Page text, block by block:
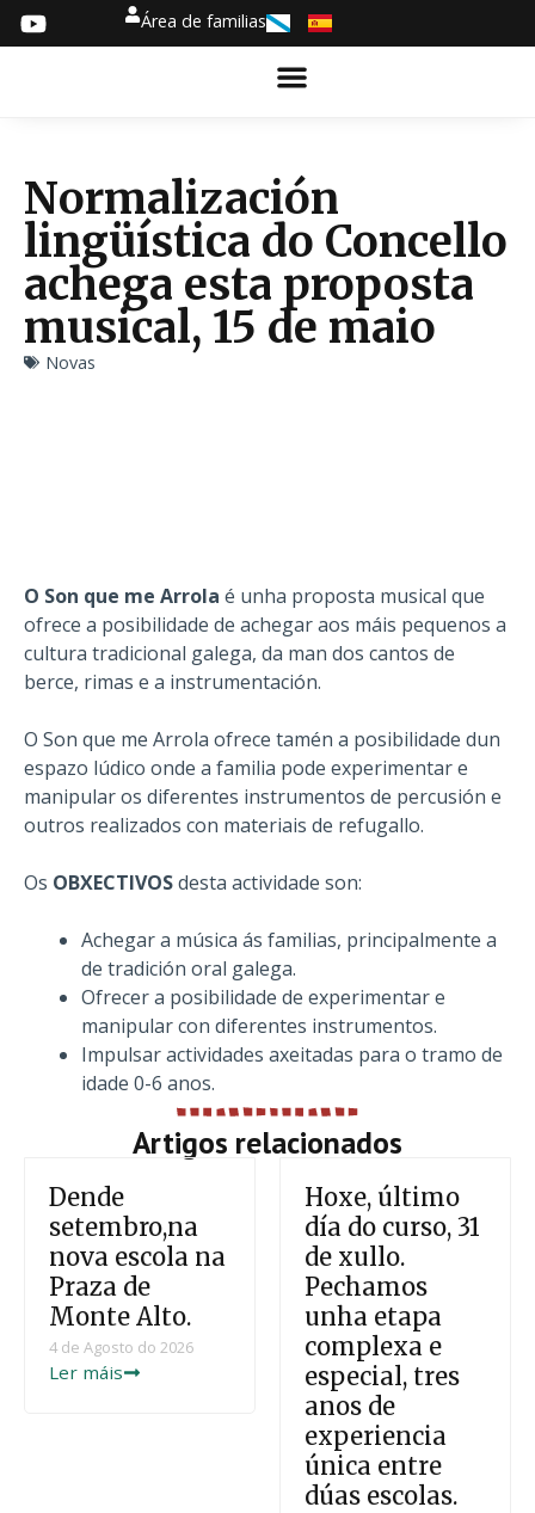
Área de familias
Normalización
lingüística do Concello
achega esta proposta
musical, 15 de maio
Novas
O Son que me Arrola é unha proposta musical que
ofrece a posibilidade de achegar aos máis pequenos a
cultura tradicional galega, da man dos cantos de
berce, rimas e a instrumentación.
O Son que me Arrola ofrece tamén a posibilidade dun
espazo lúdico onde a familia pode experimentar e
manipular os diferentes instrumentos de percusión e
outros realizados con materiais de refugallo.
Os OBXECTIVOSdesta actividade son:
Achegar a música ás familias, principalmente a
de tradición oral galega.
Ofrecer a posibilidade de experimentar e
manipular con diferentes instrumentos.
Impulsar actividades axeitadas para o tramo de
idade 0-6 anos.
Artigos relacionados
Dende
setembro,na
nova escola na
Praza de
Monte Alto.
4 de Agosto do 2026
Ler máis
Hoxe, último
día do curso, 31
de xullo.
Pechamos
unha etapa
complexa e
especial, tres
anos de
experiencia
única entre
dúas escolas.